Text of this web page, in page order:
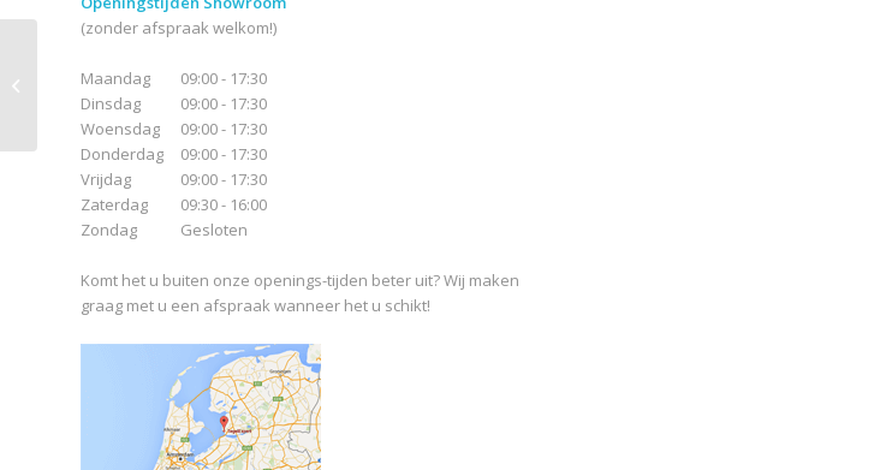
(zonder afspraak welkom!)
Maandag
Dinsdag
Woensdag
Donderdag
Vrijdag
Zaterdag
Zondag
09:00 - 17:30
09:00 - 17:30
09:00 - 17:30
09:00 - 17:30
09:00 - 17:30
09:30 - 16:00
Gesloten
Komt het u buiten onze openings-tijden beter uit? Wij maken
graag met u een afspraak wanneer het u schikt!
Sant Agostino Oxidart
Patchwork Light